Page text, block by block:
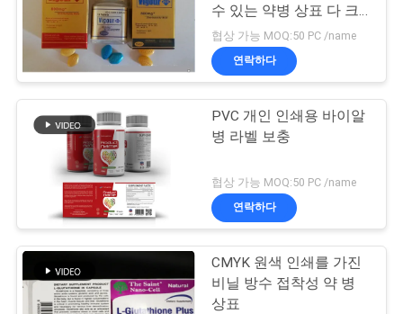
연
락
뉴
스
수 있는 약병 상표 다 크
기
협상 가능 MOQ:50 PC /name
연락하다
PVC 개인 인쇄용 바이알
병 라벨 보충
협상 가능 MOQ:50 PC /name
연락하다
CMYK 원색 인쇄를 가진
비닐 방수 접착성 약 병
상표